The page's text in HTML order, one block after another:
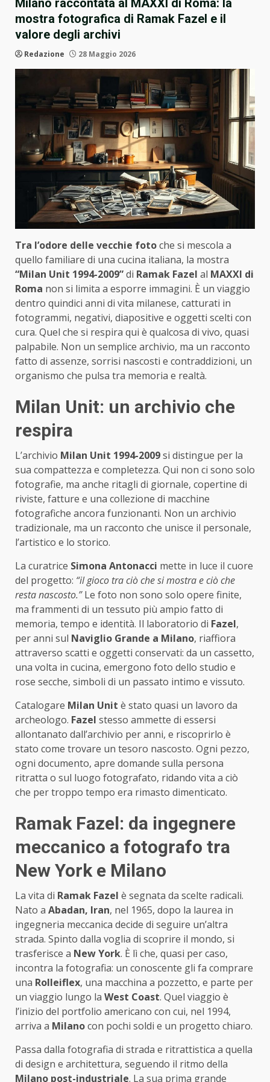
Milano raccontata al MAXXI di Roma: la
mostra fotografica di Ramak Fazel e il
valore degli archivi
Redazione 28 Maggio 2026
Tra l’odore delle vecchie fotoche si mescola a
quello familiare di una cucina italiana, la mostra
“Milan Unit 1994-2009”di Ramak Fazel al MAXXI di
Roma non si limita a esporre immagini. È un viaggio
dentro quindici anni di vita milanese, catturati in
fotogrammi, negativi, diapositive e oggetti scelti con
cura. Quel che si respira qui è qualcosa di vivo, quasi
palpabile. Non un semplice archivio, ma un racconto
fatto di assenze, sorrisi nascosti e contraddizioni, un
organismo che pulsa tra memoria e realtà.
Milan Unit: un archivio che
respira
L’archivio Milan Unit 1994-2009si distingue per la
sua compattezza e completezza. Qui non ci sono solo
fotografie, ma anche ritagli di giornale, copertine di
riviste, fatture e una collezione di macchine
fotografiche ancora funzionanti. Non un archivio
tradizionale, ma un racconto che unisce il personale,
l’artistico e lo storico.
La curatrice Simona Antonacci mette in luce il cuore
del progetto: “il gioco tra ciò che si mostra e ciò che
resta nascosto.”Le foto non sono solo opere finite,
ma frammenti di un tessuto più ampio fatto di
memoria, tempo e identità. Il laboratorio di Fazel,
per anni sul Naviglio Grande a Milano, riaffiora
attraverso scatti e oggetti conservati: da un cassetto,
una volta in cucina, emergono foto dello studio e
rose secche, simboli di un passato intimo e vissuto.
Catalogare Milan Unit è stato quasi un lavoro da
archeologo. Fazel stesso ammette di essersi
allontanato dall’archivio per anni, e riscoprirlo è
stato come trovare un tesoro nascosto. Ogni pezzo,
ogni documento, apre domande sulla persona
ritratta o sul luogo fotografato, ridando vita a ciò
che per troppo tempo era rimasto dimenticato.
Ramak Fazel: da ingegnere
meccanico a fotografo tra
New York e Milano
La vita di Ramak Fazel è segnata da scelte radicali.
Nato a Abadan, Iran, nel 1965, dopo la laurea in
ingegneria meccanica decide di seguire un’altra
strada. Spinto dalla voglia di scoprire il mondo, si
trasferisce a New York. È lì che, quasi per caso,
incontra la fotografia: un conoscente gli fa comprare
una Rolleiflex, una macchina a pozzetto, e parte per
un viaggio lungo la West Coast. Quel viaggio è
l’inizio del portfolio americano con cui, nel 1994,
arriva a Milanocon pochi soldi e un progetto chiaro.
Passa dalla fotografia di strada e ritrattistica a quella
di design e architettura, seguendo il ritmo della
Milano post-industriale. La sua prima grande